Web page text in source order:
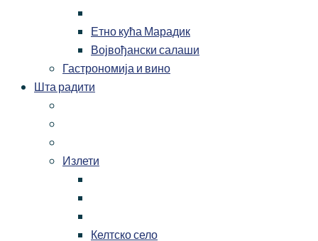
Етно кућа Марадик
Војвођански салаши
Гастрономија и вино
Шта радити
Излети
Келтско село